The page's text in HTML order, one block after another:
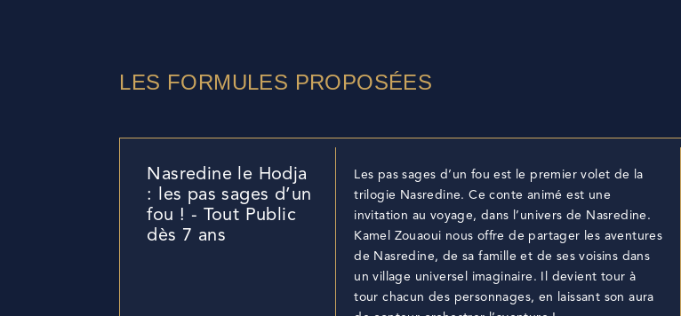
LES FORMULES PROPOSÉES
Nasredine le Hodja
: les pas sages d’un
fou ! - Tout Public
dès 7 ans
Les pas sages d’un fou est le premier volet de la
trilogie Nasredine. Ce conte animé est une
invitation au voyage, dans l’univers de Nasredine.
Kamel Zouaoui nous offre de partager les aventures
de Nasredine, de sa famille et de ses voisins dans
un village universel imaginaire. Il devient tour à
tour chacun des personnages, en laissant son aura